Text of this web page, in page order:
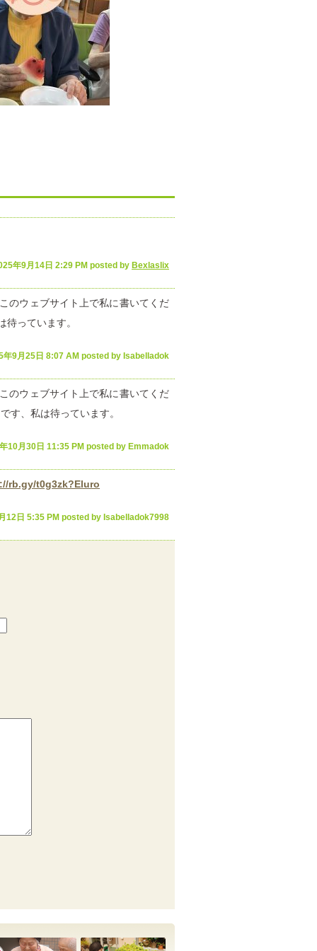
年9月14日 2:29 PM posted by Bexlaslix
のウェブサイト上で私に書いてくだ
っています。
年9月25日 8:07 AM posted by Isabelladok
のウェブサイト上で私に書いてくだ
、私は待っています。
10月30日 11:35 PM posted by Emmadok
rb.gy/t0g3zk?Eluro
12日 5:35 PM posted by Isabelladok7998